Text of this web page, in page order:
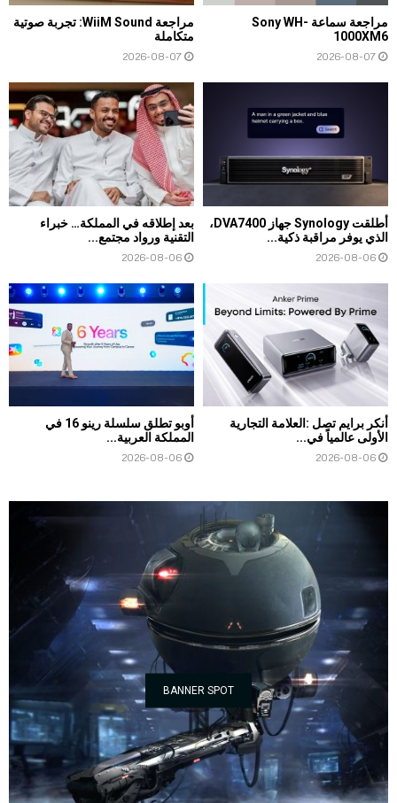
مراجعة سماعة Sony WH-
1000XM6
2026-08-07
مراجعة WiiM Sound: تجربة صوتية
متكاملة
2026-08-07
أطلقت Synology جهاز DVA7400،
الذي يوفر مراقبة ذكية...
2026-08-06
بعد إطلاقه في المملكة… خبراء
التقنية ورواد مجتمع...
2026-08-06
أنكر برايم تصل :العلامة التجارية
الأولى عالمياً في...
2026-08-06
أوبو تطلق سلسلة رينو 16 في
المملكة العربية...
2026-08-06
BANNER SPOT